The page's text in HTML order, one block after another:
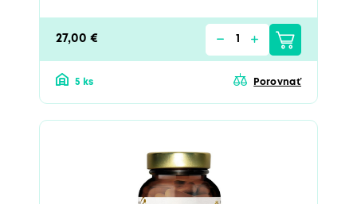
27,00 €
5 ks Porovnať